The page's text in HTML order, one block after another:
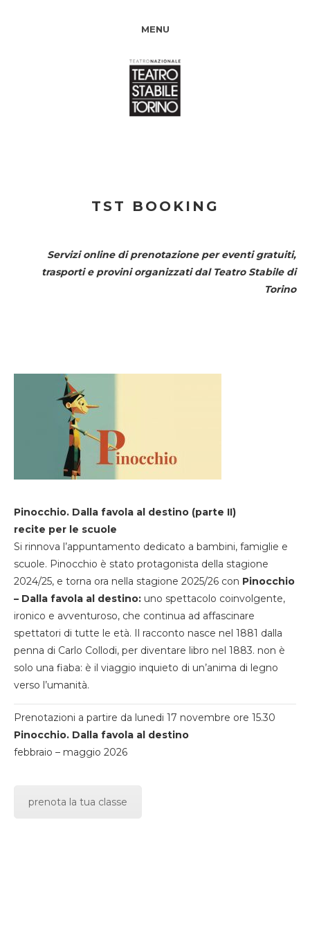
MENU
TST BOOKING
Servizi online di prenotazione per eventi gratuiti,
trasporti e provini organizzati dal Teatro Stabile di
Torino
Pinocchio. Dalla favola al destino (parte II)
recite per le scuole
Si rinnova l’appuntamento dedicato a bambini, famiglie e
scuole. Pinocchio è stato protagonista della stagione
2024/25, e torna ora nella stagione 2025/26 con Pinocchio
– Dalla favola al destino: uno spettacolo coinvolgente,
ironico e avventuroso, che continua ad affascinare
spettatori di tutte le età. Il racconto nasce nel 1881 dalla
penna di Carlo Collodi, per diventare libro nel 1883. non è
solo una fiaba: è il viaggio inquieto di un’anima di legno
verso l’umanità.
Prenotazioni a partire da lunedi 17 novembre ore 15.30
Pinocchio. Dalla favola al destino
febbraio – maggio 2026
prenota la tua classe